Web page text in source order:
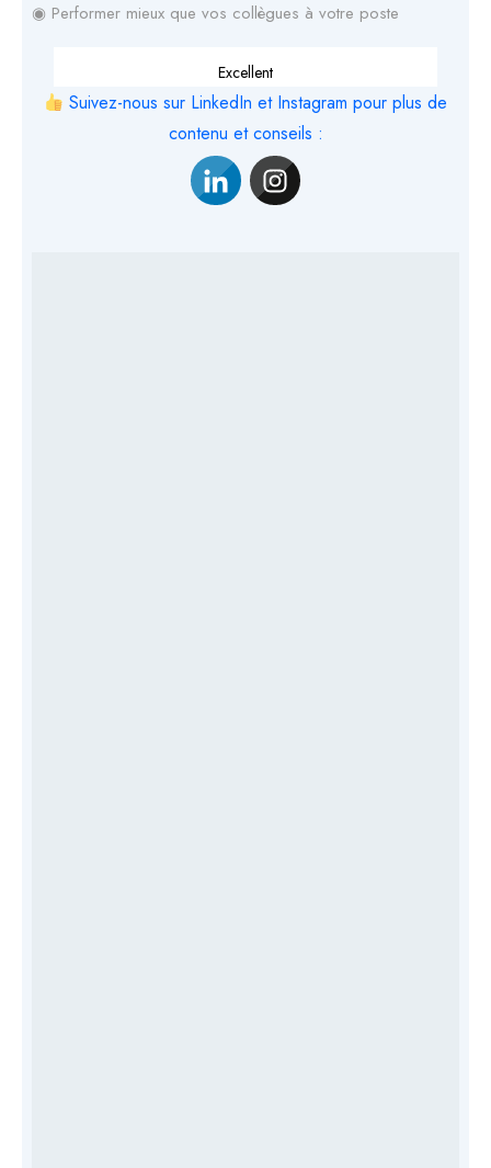
◉ Performer mieux que vos collègues à votre poste
Excellent
Suivez-nous sur LinkedIn et Instagram pour plus de
contenu et conseils :